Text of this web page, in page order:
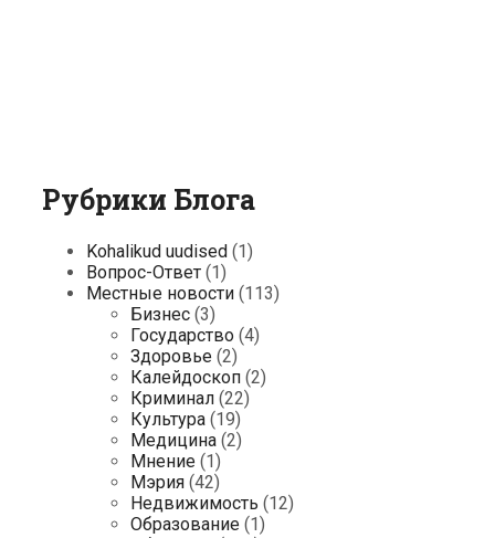
Рубрики Блога
Kohalikud uudised (1)
Вопрос-Ответ (1)
Местные новости (113)
Бизнес (3)
Государство (4)
Здоровье (2)
Калейдоскоп (2)
Криминал (22)
Культура (19)
Медицина (2)
Мнение (1)
Мэрия (42)
Недвижимость (12)
Образование (1)